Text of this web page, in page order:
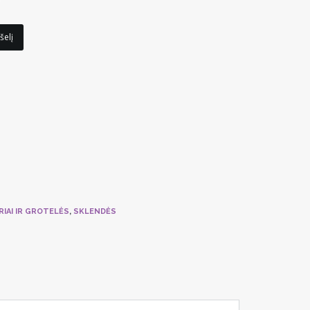
110,42 €.
IR GROTELĖS, SKLENDĖS